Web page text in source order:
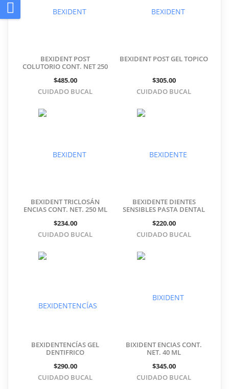
BEXIDENT POST
COLUTORIO CONT. NET 250
$485.00
CUIDADO BUCAL
BEXIDENT POST GEL TOPICO
$305.00
CUIDADO BUCAL
BEXIDENT TRICLOSÁN
ENCIAS CONT. NET. 250 ML
$234.00
CUIDADO BUCAL
BEXIDENTE DIENTES
SENSIBLES PASTA DENTAL
$220.00
CUIDADO BUCAL
BEXIDENTENCÍAS GEL
DENTIFRICO
$290.00
CUIDADO BUCAL
BIXIDENT ENCIAS CONT.
NET. 40 ML
$345.00
CUIDADO BUCAL